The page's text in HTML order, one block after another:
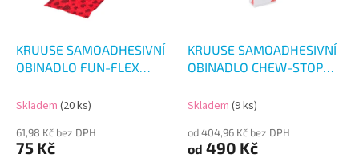
KRUUSE SAMOADHESIVNÍ
OBINADLO FUN-FLEX
10CM/4.5M
Skladem (20 ks)
61,98 Kč bez DPH
75 Kč
KRUUSE SAMOADHESIVNÍ
OBINADLO CHEW-STOP
Skladem (9 ks)
od 404,96 Kč bez DPH
od 490 Kč